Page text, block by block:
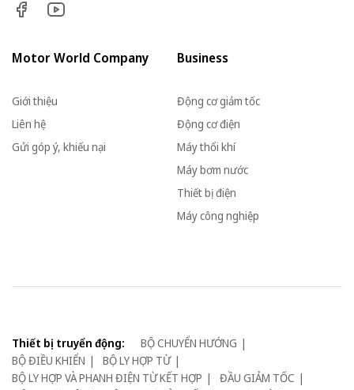
Motor World Company
Giới thiệu
Liên hệ
Gửi góp ý, khiếu nại
Business
Động cơ giảm tốc
Động cơ điện
Máy thổi khí
Máy bơm nước
Thiết bị điện
Máy công nghiệp
Thiết bị truyển động:
BỘ CHUYỂN HƯỚNG
BỘ ĐIỀU KHIỂN
BỘ LY HỢP TỪ
BỘ LY HỢP VÀ PHANH ĐIỆN TỪ KẾT HỢP
ĐẦU GIẢM TỐC